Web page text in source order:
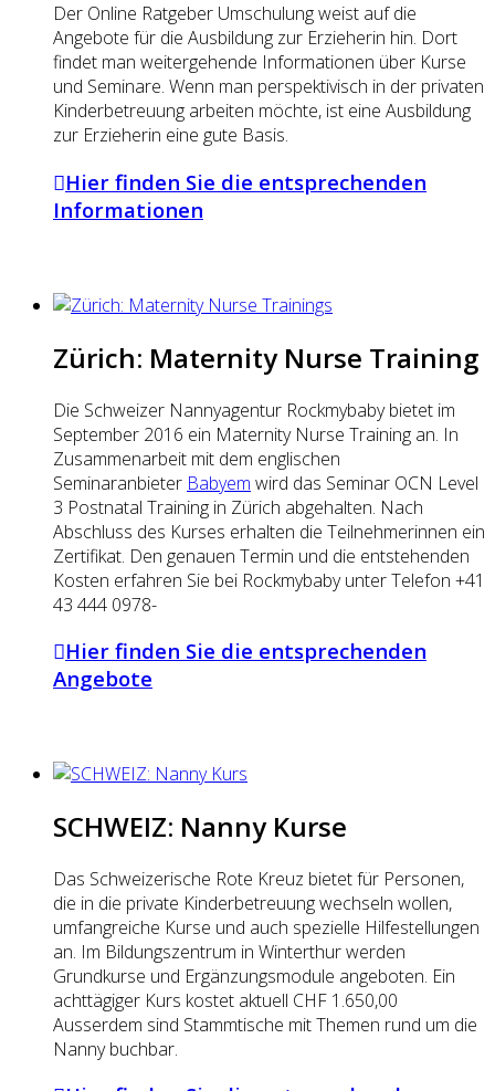
Der Online Ratgeber Umschulung weist auf die
Angebote für die Ausbildung zur Erzieherin hin. Dort
findet man weitergehende Informationen über Kurse
und Seminare. Wenn man perspektivisch in der privaten
Kinderbetreuung arbeiten möchte, ist eine Ausbildung
zur Erzieherin eine gute Basis.
Hier finden Sie die entsprechenden
Informationen
Zürich: Maternity Nurse Training
Die Schweizer Nannyagentur Rockmybaby bietet im
September 2016 ein Maternity Nurse Training an. In
Zusammenarbeit mit dem englischen
Seminaranbieter Babyem wird das Seminar OCN Level
3 Postnatal Training in Zürich abgehalten. Nach
Abschluss des Kurses erhalten die Teilnehmerinnen ein
Zertifikat. Den genauen Termin und die entstehenden
Kosten erfahren Sie bei Rockmybaby unter Telefon +41
43 444 0978-
Hier finden Sie die entsprechenden
Angebote
SCHWEIZ: Nanny Kurse
Das Schweizerische Rote Kreuz bietet für Personen,
die in die private Kinderbetreuung wechseln wollen,
umfangreiche Kurse und auch spezielle Hilfestellungen
an. Im Bildungszentrum in Winterthur werden
Grundkurse und Ergänzungsmodule angeboten. Ein
achttägiger Kurs kostet aktuell CHF 1.650,00
Ausserdem sind Stammtische mit Themen rund um die
Nanny buchbar.